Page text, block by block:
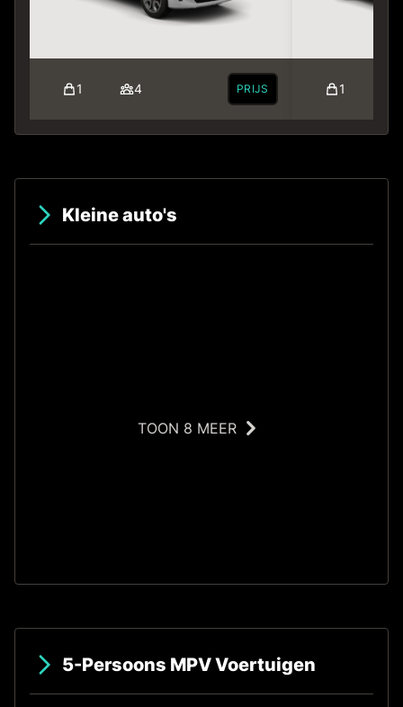
1 4 PRIJS 1
Kleine auto's
TOON 8 MEER
5-Persoons MPV Voertuigen